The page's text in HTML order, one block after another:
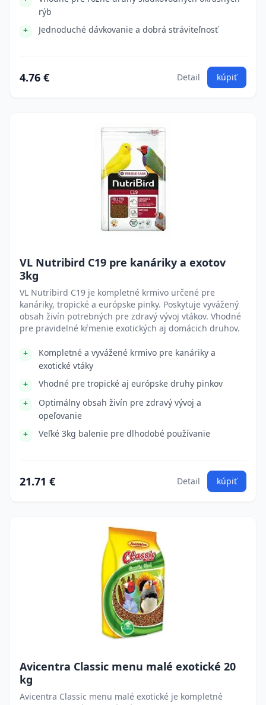
rýb
Jednoduché dávkovanie a dobrá stráviteľnosť
4.76 € Detail kúpiť
VL Nutribird C19 pre kanáriky a exotov
3kg
VL Nutribird C19 je kompletné krmivo určené pre
kanáriky, tropické a európske pinky. Poskytuje vyvážený
obsah živín potrebných pre zdravý vývoj vtákov. Vhodné
pre pravidelné kŕmenie exotických aj domácich druhov.
Kompletné a vyvážené krmivo pre kanáriky a
exotické vtáky
Vhodné pre tropické aj európske druhy pinkov
Optimálny obsah živín pre zdravý vývoj a
opeľovanie
Veľké 3kg balenie pre dlhodobé používanie
21.71 € Detail kúpiť
Avicentra Classic menu malé exotické 20
kg
Avicentra Classic menu malé exotické je kompletné